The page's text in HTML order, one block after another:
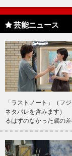
芸能ニュース
「ラストノート」（フ
ネタバレを含みます）
るはずのなかった歳の